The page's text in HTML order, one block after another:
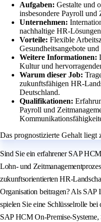
Aufgaben: Gestalte und
insbesondere Payroll und
Unternehmen:
nachhaltige HR-
Vorteile: Flexible
Gesundheitsangebote
Weitere Informationen:
Kultur und
Warum dieser Job:
zukunftsfähigen HR-
Deutschland.
Qualifikationen:
Payroll und
Das prognostizierte Gehalt liegt
Sind Sie ein erfahrener SAP
Lohn- und
zukunftsorientierten HR-
Organisation beitragen? Als
spielen Sie eine Schlüsselrolle
SAP HCM On-Premise-Systeme,